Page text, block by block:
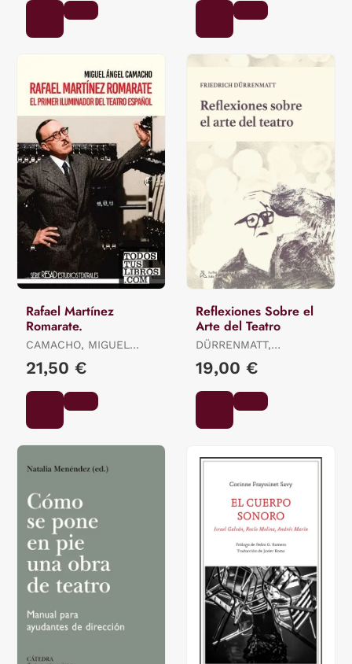
Rafael Martínez
Romarate.
CAMACHO, MIGUEL
21,50 €
Reflexiones Sobre el
Arte del Teatro
DÜRRENMATT,
19,00 €